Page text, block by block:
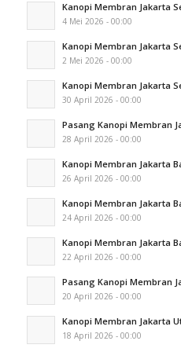
Kanopi Membran Jakarta
4 Mei 2026 - 00:00
Kanopi Membran Jakarta
2 Mei 2026 - 00:00
Kanopi Membran Jakarta
30 April 2026 - 00:00
Pasang Kanopi Membran
28 April 2026 - 00:00
Kanopi Membran Jakarta
26 April 2026 - 00:00
Kanopi Membran Jakarta
24 April 2026 - 00:00
Kanopi Membran Jakarta
22 April 2026 - 00:00
Pasang Kanopi Membran
20 April 2026 - 00:00
Kanopi Membran Jakarta
18 April 2026 - 00:00